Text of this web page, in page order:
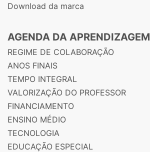
Download da marca
AGENDA DA APRENDIZAGEM
REGIME DE COLABORAÇÃO
ANOS FINAIS
TEMPO INTEGRAL
VALORIZAÇÃO DO PROFESSOR
FINANCIAMENTO
ENSINO MÉDIO
TECNOLOGIA
EDUCAÇÃO ESPECIAL